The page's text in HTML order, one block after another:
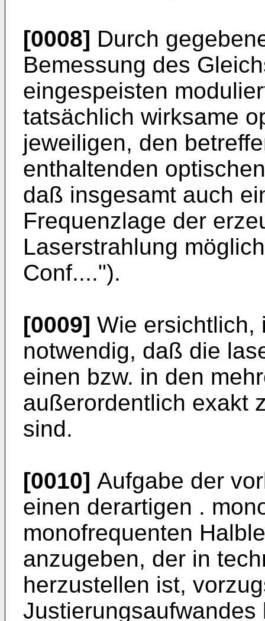
[0008] Durch
Bemessung des
eingespeisten
tatsächlich wirksame
jeweiligen, den
enthaltenden
daß insgesamt auch
Frequenzlage der
Laserstrahlung
Conf....").
[0009] Wie ersichtlich,
notwendig, daß die
einen bzw. in den
außerordentlich exakt
sind.
[0010] Aufgabe der
einen derartigen .
monofrequenten
anzugeben, der in
herzustellen ist,